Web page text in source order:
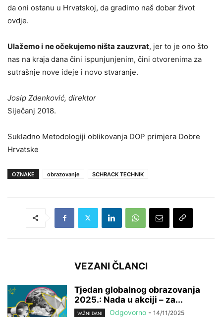
da oni ostanu u Hrvatskoj, da gradimo naš dobar život
ovdje.
Ulažemo i ne očekujemo ništa zauzvrat, jer to je ono što
nas na kraja dana čini ispunjunjenim, čini otvorenima za
sutrašnje nove ideje i novo stvaranje.
Josip Zdenković, direktor
Siječanj 2018.
Sukladno Metodologiji oblikovanja DOP primjera Dobre
Hrvatske
OZNAKE obrazovanje SCHRACK TECHNIK
VEZANI ČLANCI
Tjedan globalnog obrazovanja
2025.: Nada u akciji – za...
VAŽNI DANI Odgovorno - 14/11/2025